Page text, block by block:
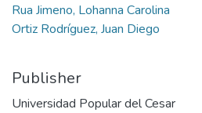
Rua Jimeno, Lohanna Carolina
Ortiz Rodríguez, Juan Diego
Publisher
Universidad Popular del Cesar